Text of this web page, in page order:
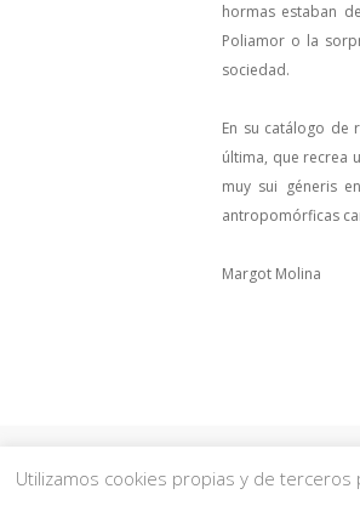
hormas estaban
Poliamor o la
sociedad.
En su catálogo de
última, que recrea
muy sui géneris
antropomórficas
Margot Molina
©
Utilizamos cookies propias y de